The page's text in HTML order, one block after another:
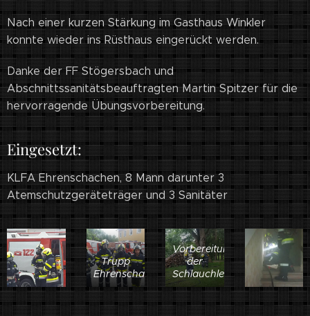
Nach einer kurzen Stärkung im Gasthaus Winkler
konnte wieder ins Rüsthaus eingerückt werden.
Danke der FF Stögersbach und
Abschnittssanitätsbeauftragten Martin Spitzer für die
hervorragende Übungsvorbereitung.
Eingesetzt:
KLFA Ehrenschachen, 8 Mann darunter 3
Atemschutzgeräteträger und 3 Sanitäter
Trupp
Ehrenschachen
Vorbereitung
der
Schlauchleitung